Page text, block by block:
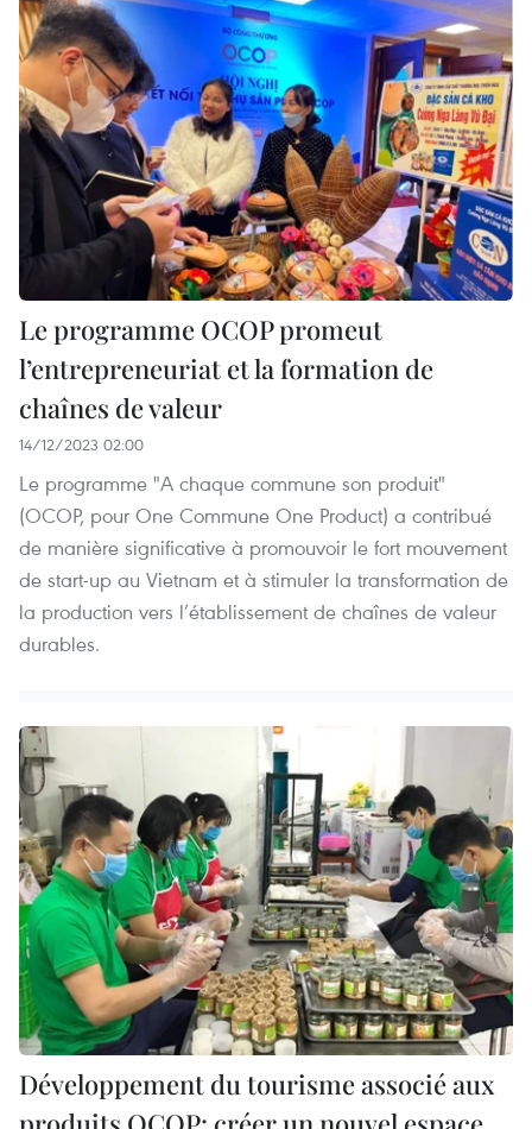
Le programme OCOP promeut
l’entrepreneuriat et la formation de
chaînes de valeur
14/12/2023 02:00
Le programme "A chaque commune son produit"
(OCOP, pour One Commune One Product) a contribué
de manière significative à promouvoir le fort mouvement
de start-up au Vietnam et à stimuler la transformation de
la production vers l’établissement de chaînes de valeur
durables.​
Développement du tourisme associé aux